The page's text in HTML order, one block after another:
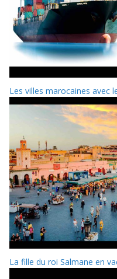
Les villes marocaines avec
La fille du roi Salmane en